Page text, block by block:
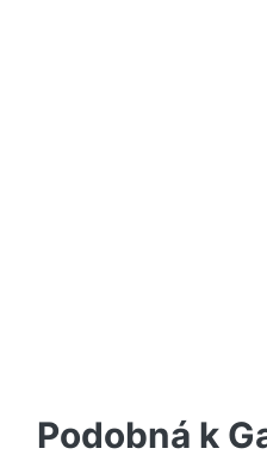
Podobná k